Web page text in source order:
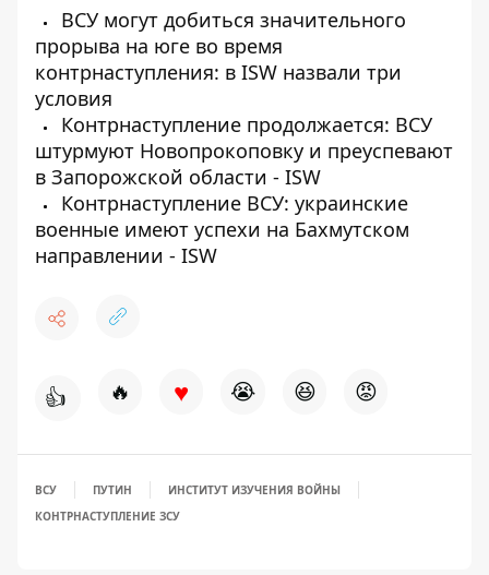
ВСУ могут добиться значительного
прорыва на юге во время
контрнаступления: в ISW назвали три
условия
Контрнаступление продолжается: ВСУ
штурмуют Новопрокоповку и преуспевают
в Запорожской области - ISW
Контрнаступление ВСУ: украинские
военные имеют успехи на Бахмутском
направлении - ISW
👍 🔥 ♥ 😭 😆 😡
ВСУ ПУТИН
ИНСТИТУТ ИЗУЧЕНИЯ ВОЙНЫ
КОНТРНАСТУПЛЕНИЕ ЗСУ